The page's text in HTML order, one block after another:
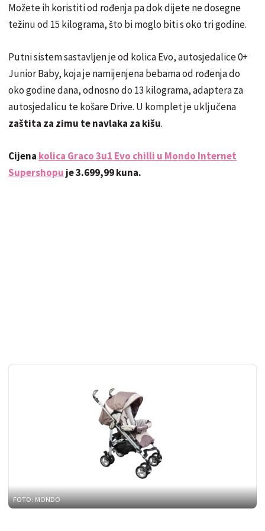
Možete ih koristiti od rođenja pa dok dijete ne dosegne
težinu od 15 kilograma, što bi moglo biti s oko tri godine.
Putni sistem sastavljen je od kolica Evo, autosjedalice 0+
Junior Baby, koja je namijenjena bebama od rođenja do
oko godine dana, odnosno do 13 kilograma, adaptera za
autosjedalicu te košare Drive. U komplet je uključena
zaštita za zimu te navlaka za kišu.
Cijena kolica Graco 3u1 Evo chilli u Mondo Internet
Supershopu je 3.699,99 kuna.
FOTO: MONDO